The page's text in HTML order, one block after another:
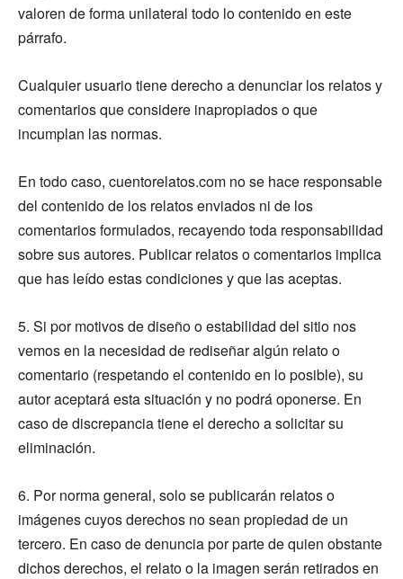
valoren de forma unilateral todo lo contenido en este
párrafo.
Cualquier usuario tiene derecho a denunciar los relatos y
comentarios que considere inapropiados o que
incumplan las normas.
En todo caso, cuentorelatos.com no se hace responsable
del contenido de los relatos enviados ni de los
comentarios formulados, recayendo toda responsabilidad
sobre sus autores. Publicar relatos o comentarios implica
que has leído estas condiciones y que las aceptas.
5. Si por motivos de diseño o estabilidad del sitio nos
vemos en la necesidad de rediseñar algún relato o
comentario (respetando el contenido en lo posible), su
autor aceptará esta situación y no podrá oponerse. En
caso de discrepancia tiene el derecho a solicitar su
eliminación.
6. Por norma general, solo se publicarán relatos o
imágenes cuyos derechos no sean propiedad de un
tercero. En caso de denuncia por parte de quien obstante
dichos derechos, el relato o la imagen serán retirados en